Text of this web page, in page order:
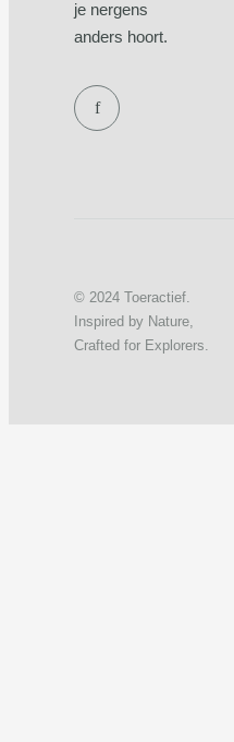
je nergens
anders hoort.
f
© 2024 Toeractief.
Inspired by Nature,
Crafted for Explorers.